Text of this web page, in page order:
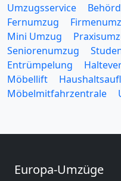
Umzugsservice
Fernumzug
Mini Umzug
Seniorenumzug
Entrümpelung
Möbellift
Möbelmitfahrzentrale
Europa-Umzüge